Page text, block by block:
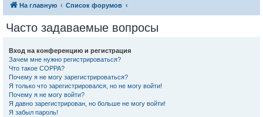
На главную Список форумов
Часто задаваемые вопросы
Вход на конференцию и регистрация
Зачем мне нужно регистрироваться?
Что такое COPPA?
Почему я не могу зарегистрироваться?
Я только что зарегистрировался, но не могу войти!
Почему я не могу войти?
Я давно зарегистрирован, но больше не могу войти!
Я забыл пароль!